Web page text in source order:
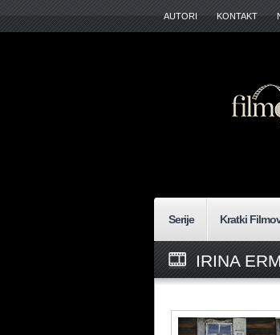
AUTORI KONTAKT
Serije Kratki
IRINA